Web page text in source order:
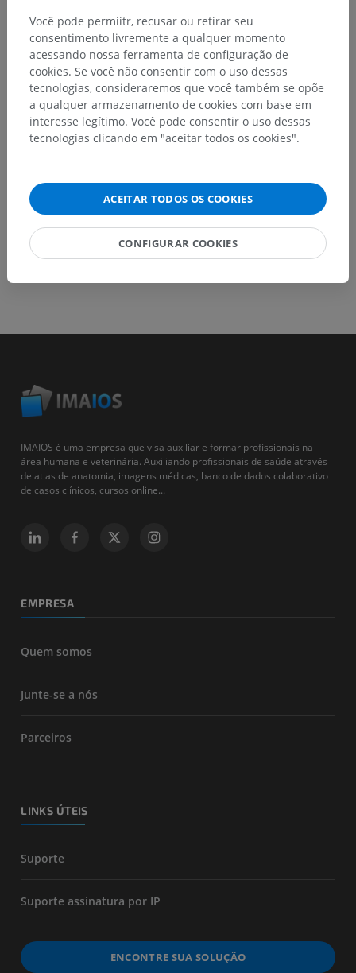
Encontrou um erro?
Não hesite em nos sugerir uma correção, tradução ou
melhora de conteúdo.
Relatar um problema
IMAIOS é uma empresa que visa auxiliar e formar profissionais na
área humana e veterinária. Auxiliando profissionais de saúde através
de atlas de anatomia, imagens médicas, banco de dados colaborativo
de casos clínicos, cursos online...
EMPRESA
Quem somos
Junte-se a nós
Parceiros
LINKS ÚTEIS
Suporte
Suporte assinatura por IP
ENCONTRE SUA SOLUÇÃO
Você pode permiitr, recusar ou retirar seu
consentimento livremente a qualquer momento
acessando nossa ferramenta de configuração de
cookies. Se você não consentir com o uso dessas
tecnologias, consideraremos que você também se opõe
a qualquer armazenamento de cookies com base em
interesse legítimo. Você pode consentir o uso dessas
tecnologias clicando em "aceitar todos os cookies".
ACEITAR TODOS OS COOKIES
CONFIGURAR COOKIES